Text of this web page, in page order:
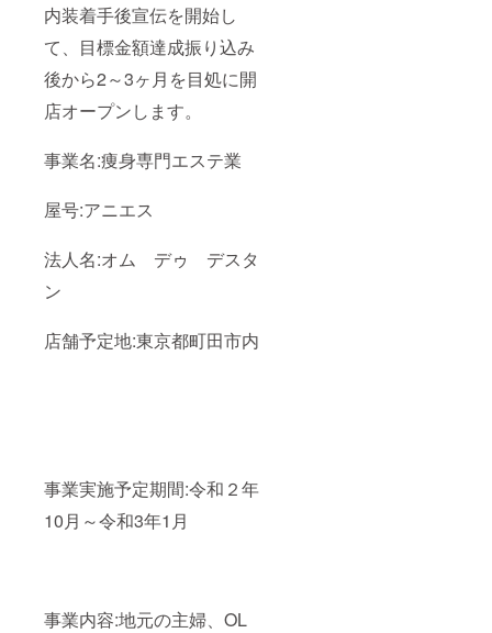
内装着手後宣伝を開始し
て、目標金額達成振り込み
後から2～3ヶ月を目処に開
店オープンします。
事業名:痩身専門エステ業
屋号:アニエス
法人名:オム デゥ デスタ
ン
店舗予定地:東京都町田市内
事業実施予定期間:令和２年
10月～令和3年1月
事業内容:地元の主婦、OL